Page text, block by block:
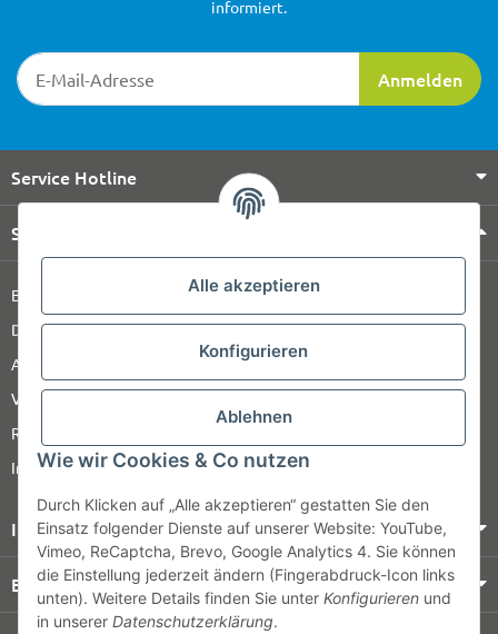
Alle akzeptieren
Konfigurieren
Ablehnen
Wie wir Cookies & Co nutzen
Durch Klicken auf „Alle akzeptieren“ gestatten Sie den
Einsatz folgender Dienste auf unserer Website: YouTube,
Vimeo, ReCaptcha, Brevo, Google Analytics 4. Sie können
die Einstellung jederzeit ändern (Fingerabdruck-Icon links
unten). Weitere Details finden Sie unter Konfigurieren und
in unserer Datenschutzerklärung.
Newsletter-Registrierung
Anmelden
informiert.
Service Hotline
Shop Service
Barrierefreiheitserklärung
Datenschutz
AGB
Versandinformationen
Retour
Impressum
Informationen
Bezahlung & Versand